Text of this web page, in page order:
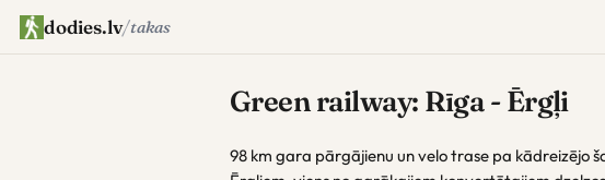
dodies.lv/takas
Green railway: Rīga - Ērgļi
98 km gara pārgājienu un velo trase pa kādreizējo